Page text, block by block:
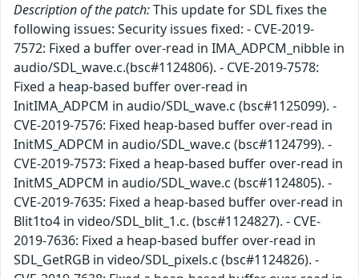
Description of the patch:This update for SDL fixes the
following issues: Security issues fixed: - CVE-2019-
7572: Fixed a buffer over-read in IMA_ADPCM_nibble in
audio/SDL_wave.c.(bsc#1124806). - CVE-2019-7578:
Fixed a heap-based buffer over-read in
InitIMA_ADPCM in audio/SDL_wave.c (bsc#1125099). -
CVE-2019-7576: Fixed heap-based buffer over-read in
InitMS_ADPCM in audio/SDL_wave.c (bsc#1124799). -
CVE-2019-7573: Fixed a heap-based buffer over-read in
InitMS_ADPCM in audio/SDL_wave.c (bsc#1124805). -
CVE-2019-7635: Fixed a heap-based buffer over-read in
Blit1to4 in video/SDL_blit_1.c. (bsc#1124827). - CVE-
2019-7636: Fixed a heap-based buffer over-read in
SDL_GetRGB in video/SDL_pixels.c (bsc#1124826). -